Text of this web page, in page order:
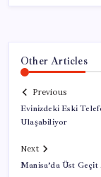
Other Articles
Previous
Evinizdeki Eski
Ulaşabiliyor
Next
Manisa’da Üst